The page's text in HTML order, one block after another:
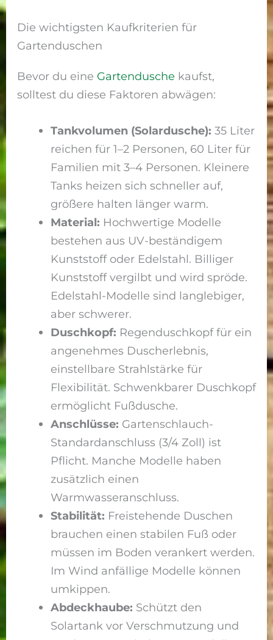
Die wichtigsten Kaufkriterien für
Gartenduschen
Bevor du eine Gartendusche kaufst,
solltest du diese Faktoren abwägen:
Tankvolumen (Solardusche): 35 Liter
reichen für 1–2 Personen, 60 Liter für
Familien mit 3–4 Personen. Kleinere
Tanks heizen sich schneller auf,
größere halten länger warm.
Material: Hochwertige Modelle
bestehen aus UV-beständigem
Kunststoff oder Edelstahl. Billiger
Kunststoff vergilbt und wird spröde.
Edelstahl-Modelle sind langlebiger,
aber schwerer.
Duschkopf: Regenduschkopf für ein
angenehmes Duscherlebnis,
einstellbare Strahlstärke für
Flexibilität. Schwenkbarer Duschkopf
ermöglicht Fußdusche.
Anschlüsse: Gartenschlauch-
Standardanschluss (3/4 Zoll) ist
Pflicht. Manche Modelle haben
zusätzlich einen
Warmwasseranschluss.
Stabilität: Freistehende Duschen
brauchen einen stabilen Fuß oder
müssen im Boden verankert werden.
Im Wind anfällige Modelle können
umkippen.
Abdeckhaube: Schützt den
Solartank vor Verschmutzung und